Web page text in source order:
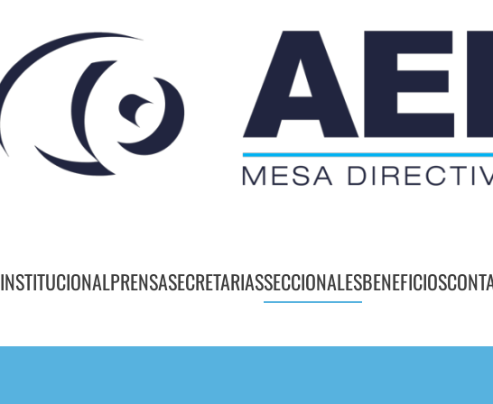
INSTITUCIONALPRENSASECRETARIASSECCIONALESBENEFICIOS